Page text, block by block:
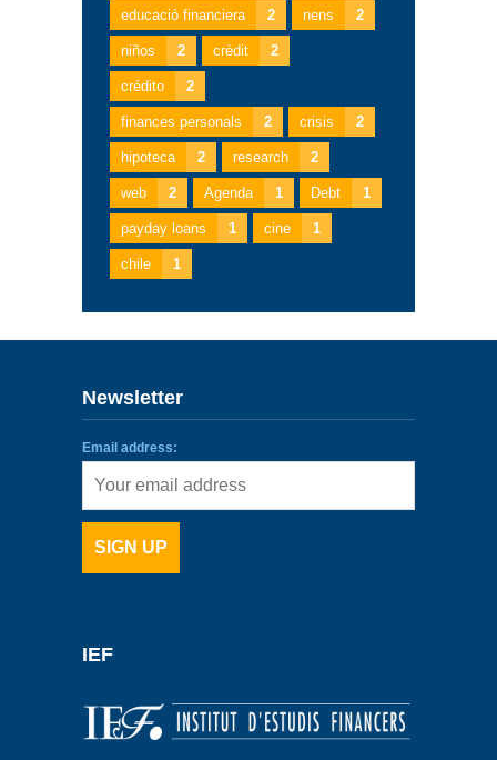
educació financiera 2 nens 2
niños 2 crèdit 2
crédito 2
finances personals 2 crisis 2
hipoteca 2 research 2
web 2 Agenda 1 Debt 1
payday loans 1 cine 1
chile 1
Newsletter
Email address:
IEF